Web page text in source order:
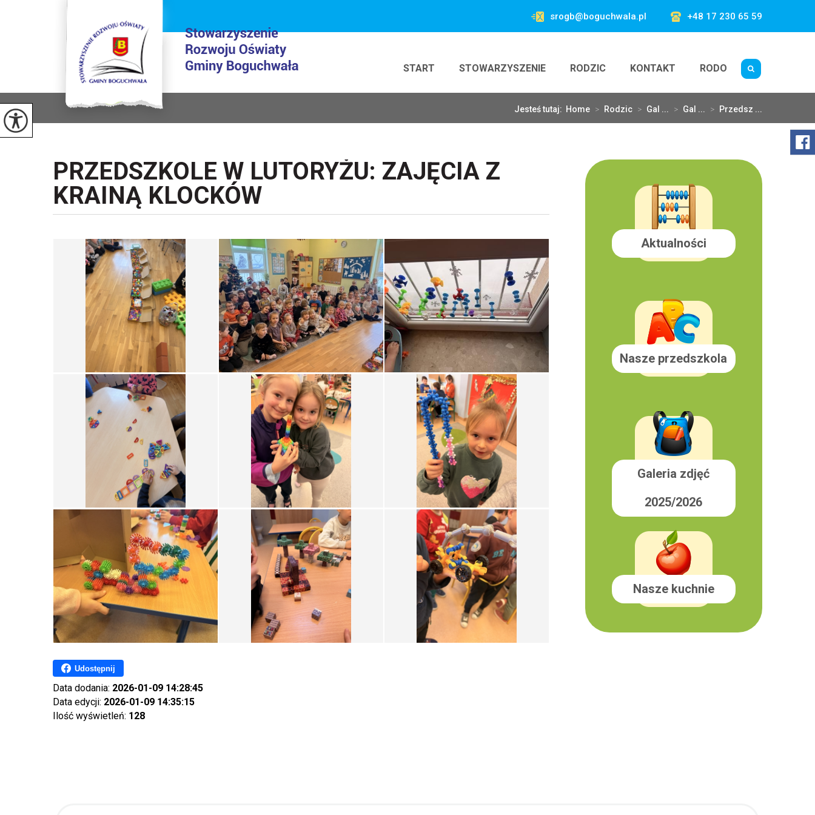
srogb@boguchwala.pl +48 17 230 65 59
START STOWARZYSZENIE RODZIC KONTAKT RODO
Jesteś tutaj: Home > Rodzic > Gal ... > Gal ... > Przedsz ...
PRZEDSZKOLE W LUTORYŻU: ZAJĘCIA Z
KRAINĄ KLOCKÓW
Udostępnij
Data dodania: 2026-01-09 14:28:45
Data edycji: 2026-01-09 14:35:15
Ilość wyświetleń: 128
Aktualności
Nasze przedszkola
Galeria zdjęć
2025/2026
Nasze kuchnie